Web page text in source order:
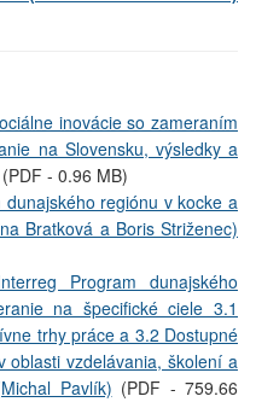
inovácie so zameraním
na Slovensku, výsledky a
(PDF - 0.96 MB)
regiónu v kocke a
Bratková a Boris Striženec)
Program dunajského
na špecifické ciele 3.1
trhy práce a 3.2 Dostupné
oblasti vzdelávania, školení a
Pavlík) (PDF - 759.66